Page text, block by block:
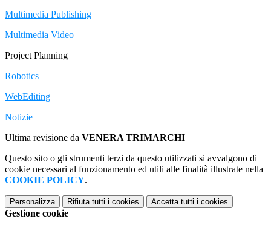
Multimedia Publishing
Multimedia Video
Project Planning
Robotics
WebEditing
Notizie
Ultima revisione da VENERA TRIMARCHI
Questo sito o gli strumenti terzi da questo utilizzati si avvalgono di
cookie necessari al funzionamento ed utili alle finalità illustrate nella
COOKIE POLICY.
Personalizza Rifiuta tutti i cookies Accetta tutti i cookies
Gestione cookie